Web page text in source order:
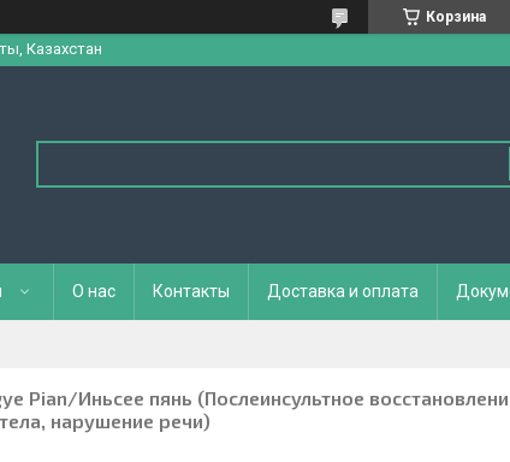
Корзина
Казахстан
О нас Контакты Доставка и оплата
Pian/Иньсее пянь (Послеинсультное
нарушение речи)